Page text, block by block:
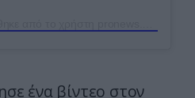
ένα βίντεο στον